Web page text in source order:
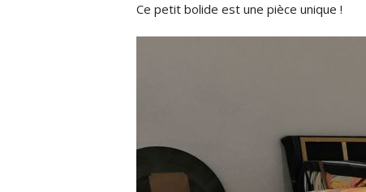
Ce petit bolide est une pièce unique !